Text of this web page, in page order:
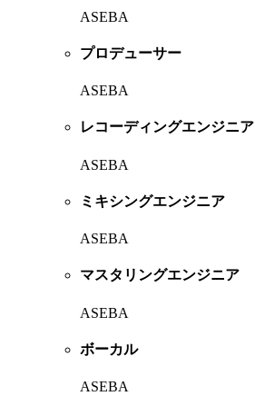
ASEBA
プロデューサー
ASEBA
レコーディングエンジニア
ASEBA
ミキシングエンジニア
ASEBA
マスタリングエンジニア
ASEBA
ボーカル
ASEBA